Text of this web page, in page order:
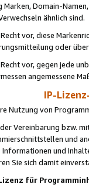
Marken, Domain-
ähnlich sind.
vor, diese
oder
vor, gegen jede
angemessene
IP-
Nutzung von
Vereinbarung bzw.
und
Informationen und
Sie sich damit
für